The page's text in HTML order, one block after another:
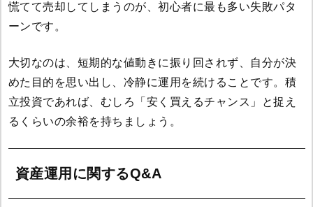
慌てて売却してしまうのが、初心者に最も多い失敗パタ
ーンです。
大切なのは、短期的な値動きに振り回されず、自分が決
めた目的を思い出し、冷静に運用を続けることです。積
立投資であれば、むしろ「安く買えるチャンス」と捉え
るくらいの余裕を持ちましょう。
資産運用に関するQ&A